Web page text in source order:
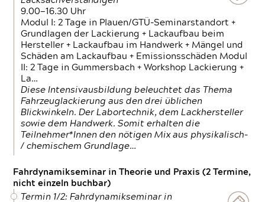
9.00—16.30 Uhr
Modul I: 2 Tage in Plauen/GTÜ-Seminarstandort +
Grundlagen der Lackierung + Lackaufbau beim
Hersteller + Lackaufbau im Handwerk + Mängel und
Schäden am Lackaufbau + Emissionsschäden Modul
II: 2 Tage in Gummersbach + Workshop Lackierung +
La…
Diese Intensivausbildung beleuchtet das Thema
Fahrzeuglackierung aus den drei üblichen
Blickwinkeln. Der Labortechnik, dem Lackhersteller
sowie dem Handwerk. Somit erhalten die
Teilnehmer*Innen den nötigen Mix aus physikalisch-
/ chemischem Grundlage…
Fahrdynamikseminar in Theorie und Praxis (2 Termine,
nicht einzeln buchbar)
Termin 1/2: Fahrdynamikseminar in